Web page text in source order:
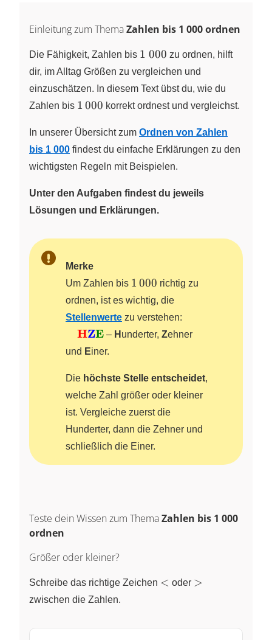
Einleitung zum ThemaZahlen bis 1 000 ordnen
Die Fähigkeit, Zahlen bis 1 000
1 000 zu ordnen, hilft
dir, im Alltag Größen zu vergleichen und
einzuschätzen. In diesem Text übst du, wie du
Zahlen bis 1\,000
1 000 korrekt ordnest und vergleichst.
In unserer Übersicht zum Ordnen von Zahlen
bis 1 000 findest du einfache Erklärungen zu den
wichtigsten Regeln mit Beispielen.
Unter den Aufgaben findest du jeweils
Lösungen und Erklärungen.
Merke
Um Zahlen bis 1\,000
1 000 richtig zu
ordnen, ist es wichtig, die
Stellenwerte zu verstehen:
\quad
HZE – H underter,Zehner
und Einer.
Die höchste Stelle entscheidet,
welche Zahl größer oder kleiner
ist. Vergleiche zuerst die
Hunderter, dann die Zehner und
schließlich die Einer.
Teste dein Wissen zum ThemaZahlen bis 1 000
ordnen
Größer oder kleiner?
Schreibe das richtige Zeichen \lt
< oder \gt
>
zwischen die Zahlen.